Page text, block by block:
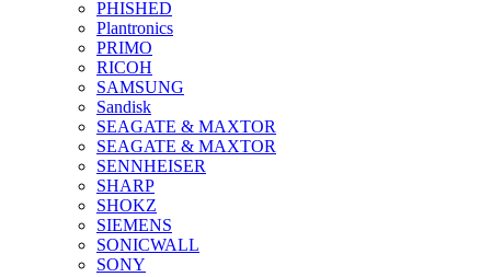
PHISHED
Plantronics
PRIMO
RICOH
SAMSUNG
Sandisk
SEAGATE & MAXTOR
SEAGATE & MAXTOR
SENNHEISER
SHARP
SHOKZ
SIEMENS
SONICWALL
SONY